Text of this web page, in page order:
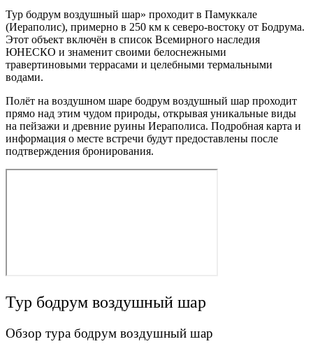
Тур бодрум воздушный шар» проходит в Памуккале
(Иераполис), примерно в 250 км к северо-востоку от Бодрума.
Этот объект включён в список Всемирного наследия
ЮНЕСКО и знаменит своими белоснежными
травертиновыми террасами и целебными термальными
водами.
Полёт на воздушном шаре бодрум воздушный шар проходит
прямо над этим чудом природы, открывая уникальные виды
на пейзажи и древние руины Иераполиса. Подробная карта и
информация о месте встречи будут предоставлены после
подтверждения бронирования.
Тур бодрум воздушный шар
Обзор тура бодрум воздушный шар